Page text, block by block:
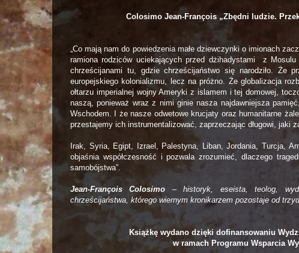
Colosimo Jean-François „Zbędni ludzie.
„Co mają nam do powiedzenia małe dziewczynki o imionach
ramiona rodziców uciekających przed dżihadystami z
chrześcijanami tu, gdzie chrześcijaństwo się narodziło. Że
europejskiego kolonializmu, lecz na próżno. Że globalizacja
ołtarzu imperialnej wojny Ameryki z islamem i tej domowej,
naszą, ponieważ wraz z nimi ginie nasza najdawniejsza
Wschodem. I że nasze odwetowe krucjaty oraz humanitarne
przestajemy ich instrumentalizować, zaprzeczając długowi, jaki
Irak, Syria, Egipt, Izrael, Palestyna, Liban, Jordania, Turcja,
objaśnia współczesność i pozwala zrozumieć, dlaczego
samobójstwa”.
Jean-François Colosimo – historyk, eseista, teolog,
chrześcijaństwa, którego wiernym kronikarzem pozostaje od
Książkę wydano dzięki dofinansowaniu
w ramach Programu Wsparcia